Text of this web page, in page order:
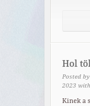
Hol
Posted by
2023 with
Kinek a